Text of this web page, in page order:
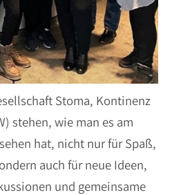
Stoma, Kontinenz
stehen, wie man es am
hat, nicht nur für Spaß,
auch für neue Ideen,
und gemeinsame